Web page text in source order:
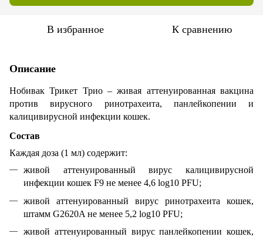
В избранное К сравнению
Описание
Нобивак Трикет Трио – живая аттенуированная вакцина
против вирусного ринотрахеита, панлейкопении и
калицивирусной инфекции кошек.
Состав
Каждая доза (1 мл) содержит:
живой аттенуированный вирус калицивирусной
инфекции кошек F9 не менее 4,6 log10 PFU;
живой аттенуированный вирус ринотрахеита кошек,
штамм G2620A не менее 5,2 log10 PFU;
живой аттенуированный вирус панлейкопении кошек,